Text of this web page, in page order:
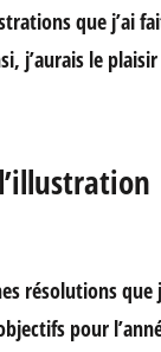
que j’ai
j’aurais le
résolutions que
pour